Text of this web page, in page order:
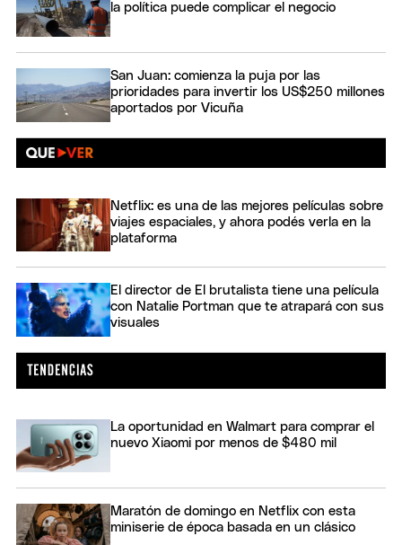
la política puede complicar el negocio
San Juan: comienza la puja por las
prioridades para invertir los US$250 millones
aportados por Vicuña
Netflix: es una de las mejores películas sobre
viajes espaciales, y ahora podés verla en la
plataforma
El director de El brutalista tiene una película
con Natalie Portman que te atrapará con sus
visuales
La oportunidad en Walmart para comprar el
nuevo Xiaomi por menos de $480 mil
Maratón de domingo en Netflix con esta
miniserie de época basada en un clásico